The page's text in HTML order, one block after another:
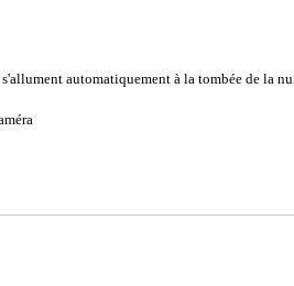
automatiquement à la tombée de la